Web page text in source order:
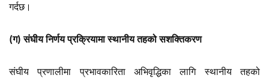
गर्दछ।
(ग) संघीय निर्णय प्रक्रियामा स्थानीय तहको सशक्तिकरण
संघीय प्रणालीमा प्रभावकारिता अभिवृद्धिका लागि स्थानीय तहको